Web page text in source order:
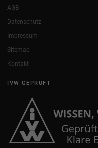
AGB
Datenschutz
Impressum
Sitemap
Kontakt
IVW GEPRÜFT